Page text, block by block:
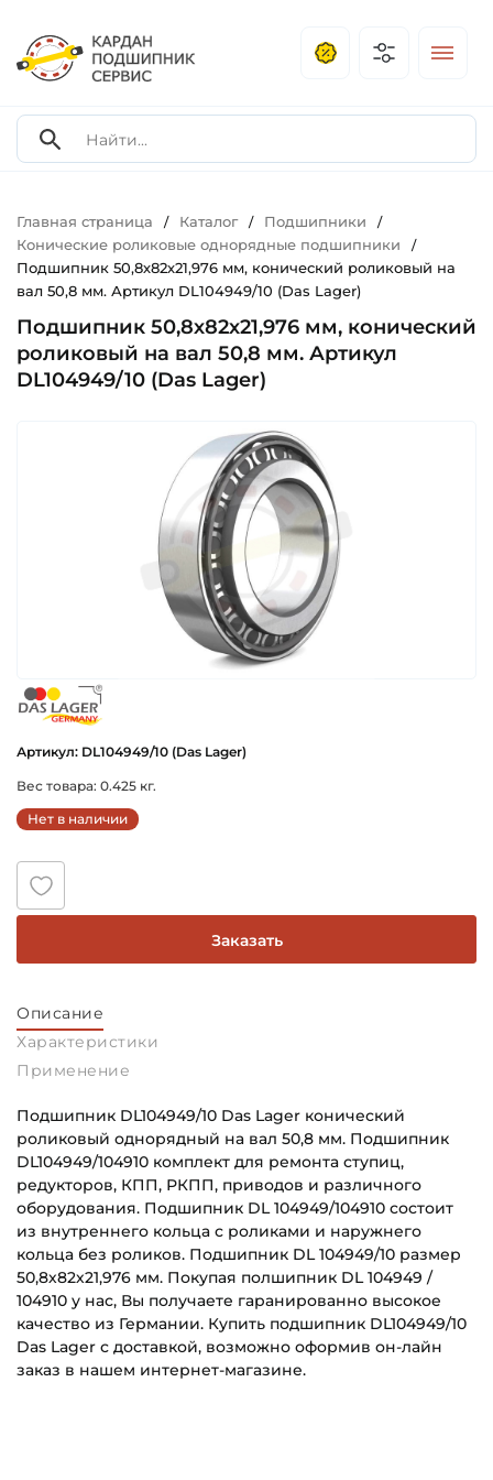
Главная страница / Каталог / Подшипники /
Конические роликовые однорядные подшипники /
Подшипник 50,8х82х21,976 мм, конический роликовый на
вал 50,8 мм. Артикул DL104949/10 (Das Lager)
Подшипник 50,8х82х21,976 мм, конический
роликовый на вал 50,8 мм. Артикул
DL104949/10 (Das Lager)
Артикул: DL104949/10 (Das Lager)
Вес товара: 0.425 кг.
Нет в наличии
Заказать
Описание
Характеристики
Применение
Подшипник DL104949/10 Das Lager конический
роликовый однорядный на вал 50,8 мм. Подшипник
DL104949/104910 комплект для ремонта ступиц,
редукторов, КПП, РКПП, приводов и различного
оборудования. Подшипник DL 104949/104910 состоит
из внутреннего кольца с роликами и наружнего
кольца без роликов. Подшипник DL 104949/10 размер
50,8х82х21,976 мм. Покупая полшипник DL 104949 /
104910 у нас, Вы получаете гаранированно высокое
качество из Германии. Купить подшипник DL104949/10
Das Lager с доставкой, возможно оформив он-лайн
заказ в нашем интернет-магазине.